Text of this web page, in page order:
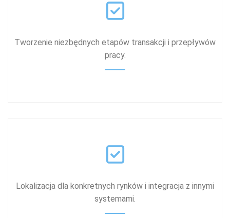
Tworzenie niezbędnych etapów transakcji i przepływów
pracy.
Lokalizacja dla konkretnych rynków i integracja z innymi
systemami.